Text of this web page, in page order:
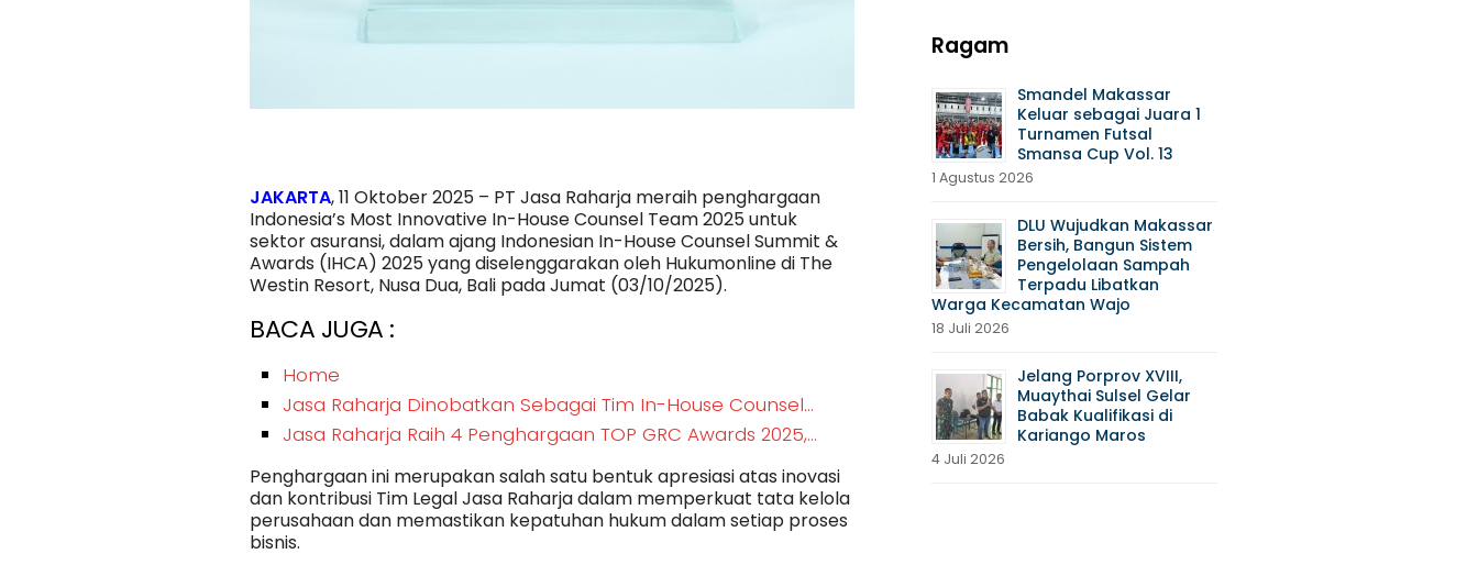
JAKARTA, 11 Oktober 2025 – PT Jasa Raharja meraih penghargaan
Indonesia’s Most Innovative In-House Counsel Team 2025 untuk
sektor asuransi, dalam ajang Indonesian In-House Counsel Summit &
Awards (IHCA) 2025 yang diselenggarakan oleh Hukumonline di The
Westin Resort, Nusa Dua, Bali pada Jumat (03/10/2025).
BACA JUGA :
Home
Jasa Raharja Dinobatkan Sebagai Tim In-House Counsel…
Jasa Raharja Raih 4 Penghargaan TOP GRC Awards 2025,…
Penghargaan ini merupakan salah satu bentuk apresiasi atas inovasi
dan kontribusi Tim Legal Jasa Raharja dalam memperkuat tata kelola
perusahaan dan memastikan kepatuhan hukum dalam setiap proses
bisnis.
Ragam
Smandel Makassar
Keluar sebagai Juara 1
Turnamen Futsal
Smansa Cup Vol. 13
1 Agustus 2026
DLU Wujudkan Makassar
Bersih, Bangun Sistem
Pengelolaan Sampah
Terpadu Libatkan
Warga Kecamatan Wajo
18 Juli 2026
Jelang Porprov XVIII,
Muaythai Sulsel Gelar
Babak Kualifikasi di
Kariango Maros
4 Juli 2026